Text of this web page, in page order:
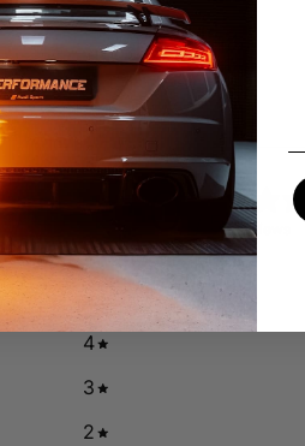
0 0 reviews
5
4
3
2